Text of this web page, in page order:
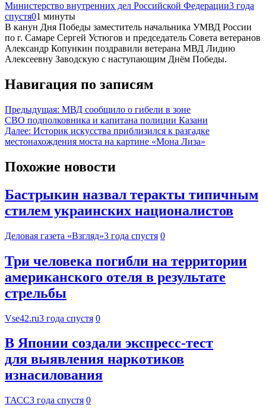
Министерство внутренних дел Российской Федерации3 года
спустя01 минуты
В канун Дня Победы заместитель начальника УМВД России
по г. Самаре Сергей Устюгов и председатель Совета ветеранов
Александр Копункин поздравили ветерана МВД Лидию
Алексеевну Заводскую с наступающим Днём Победы.
Навигация по записям
Предыдущая: МВД сообщило о гибели в зоне
СВО подполковника и капитана полиции Казани
Далее: Историк искусства приблизился к разгадке
местонахождения моста на картине «Мона Лиза»
Похожие новости
Бастрыкин назвал теракты типичным
стилем украинских националистов
Деловая газета «Взгляд»3 года спустя 0
Три человека погибли на территории
американского отеля в результате
стрельбы
Vse42.ru3 года спустя 0
В Японии создали экспресс-тест
для выявления наркотиков
изнасилования
ТАСС3 года спустя 0